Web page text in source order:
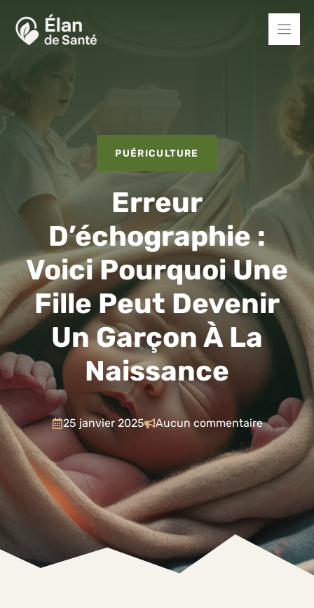
contenu
PUÉRICULTURE
Erreur
D’échographie :
Voici Pourquoi Une
Fille Peut Devenir
Un Garçon À La
Naissance
25 janvier 2025 Aucun commentaire